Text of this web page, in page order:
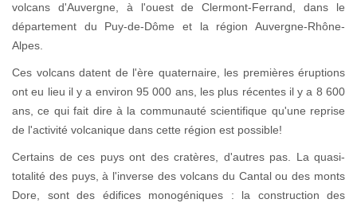
volcans d'Auvergne, à l'ouest de Clermont-Ferrand, dans le
département du Puy-de-Dôme et la région Auvergne-Rhône-
Alpes.
Ces volcans datent de l'ère quaternaire, les premières éruptions
ont eu lieu il y a environ 95 000 ans, les plus récentes il y a 8 600
ans, ce qui fait dire à la communauté scientifique qu'une reprise
de l'activité volcanique dans cette région est possible!
Certains de ces puys ont des cratères, d'autres pas. La quasi-
totalité des puys, à l'inverse des volcans du Cantal ou des monts
Dore, sont des édifices monogéniques : la construction des